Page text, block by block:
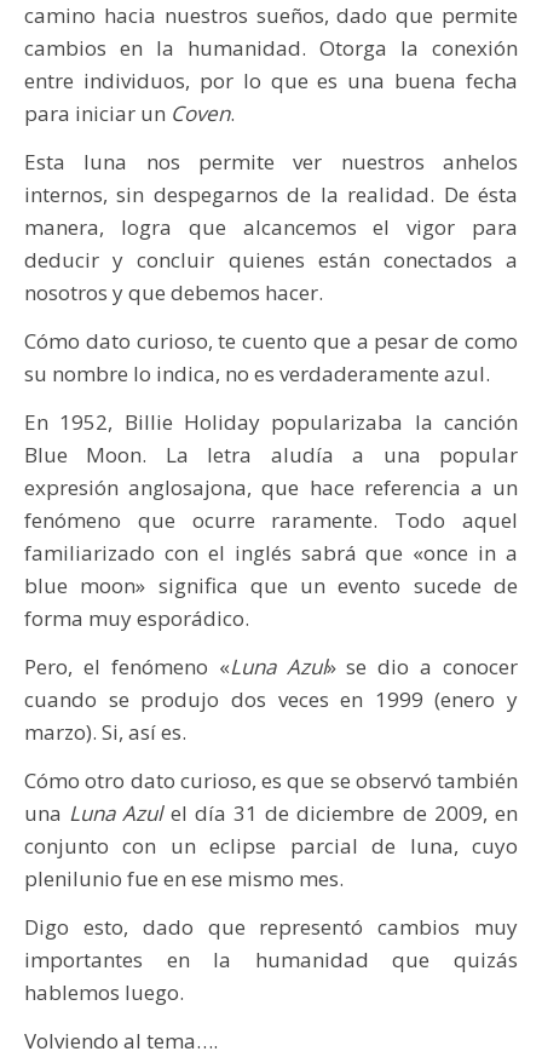
camino hacia nuestros sueños, dado que permite
cambios en la humanidad. Otorga la conexión
entre individuos, por lo que es una buena fecha
para iniciar un Coven.
Esta luna nos permite ver nuestros anhelos
internos, sin despegarnos de la realidad. De ésta
manera, logra que alcancemos el vigor para
deducir y concluir quienes están conectados a
nosotros y que debemos hacer.
Cómo dato curioso, te cuento que a pesar de como
su nombre lo indica, no es verdaderamente azul.
En 1952, Billie Holiday popularizaba la canción
Blue Moon. La letra aludía a una popular
expresión anglosajona, que hace referencia a un
fenómeno que ocurre raramente. Todo aquel
familiarizado con el inglés sabrá que «once in a
blue moon» significa que un evento sucede de
forma muy esporádico.
Pero, el fenómeno «Luna Azul» se dio a conocer
cuando se produjo dos veces en 1999 (enero y
marzo). Si, así es.
Cómo otro dato curioso, es que se observó también
una Luna Azulel día 31 de diciembre de 2009, en
conjunto con un eclipse parcial de luna, cuyo
plenilunio fue en ese mismo mes.
Digo esto, dado que representó cambios muy
importantes en la humanidad que quizás
hablemos luego.
Volviendo al tema….